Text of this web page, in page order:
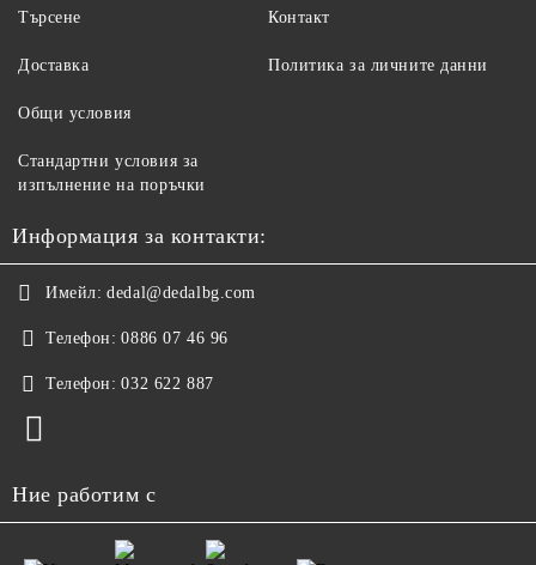
Търсене
Доставка
Контакт
Политика за личните данни
Общи условия
Стандартни условия за
изпълнение на поръчки
Информация за контакти:
Имейл: dedal@dedalbg.com
Телефон: 0886 07 46 96
Телефон: 032 622 887
Ние работим с